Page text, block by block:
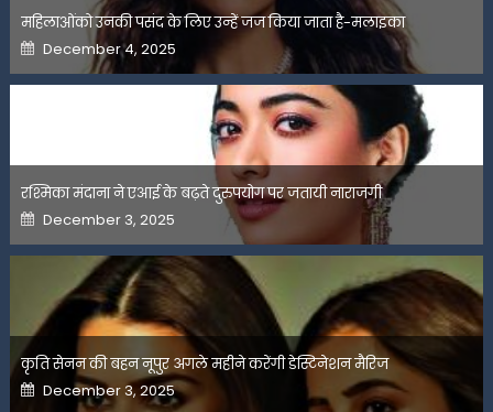
महिलाओंको उनकी पसंद के लिए उन्हें जज किया जाता है-मलाइका
Posted
on
December 4, 2025
रश्मिका मंदाना ने एआई के बढ़ते दुरुपयोग पर जतायी नाराजगी
Posted
on
December 3, 2025
कृति सेनन की बहन नूपुर अगले महीने करेंगी डेस्टिनेशन मैरिज
Posted
on
December 3, 2025